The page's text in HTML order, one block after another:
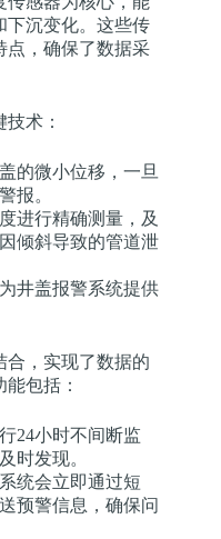
下沉变化。这些传
点，确保了数据采
术：
的微小位移，一旦
报。
进行精确测量，及
倾斜导致的管道泄
井盖报警系统提供
合，实现了数据的
包括：
24小时不间断监
时发现。
统会立即通过短
预警信息，确保问